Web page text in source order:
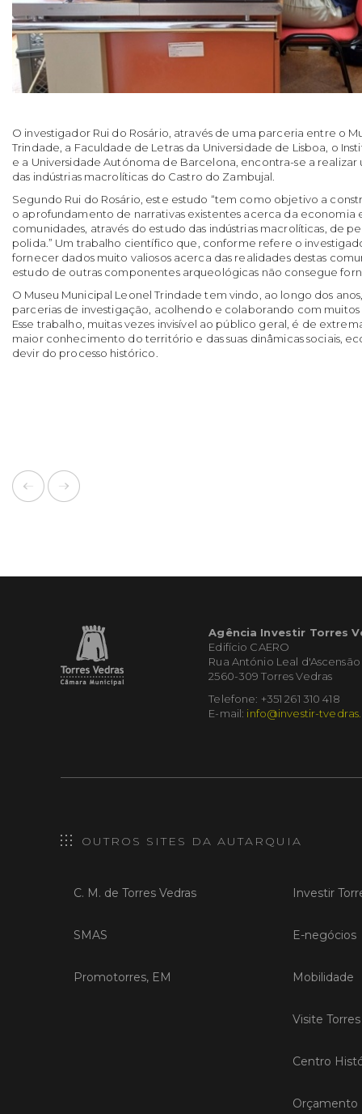
O investigador Rui do Rosário, através de uma parceria entre o
Trindade, a Faculdade de Letras da Universidade de Lisboa, o
e a Universidade Autónoma de Barcelona, encontra-se a
das indústrias macrolíticas do Castro do Zambujal.
Segundo Rui do Rosário, este estudo “tem como objetivo a
o aprofundamento de narrativas existentes acerca da economia
comunidades, através do estudo das indústrias macrolíticas, de
polida.” Um trabalho científico que, conforme refere o
fornecer dados muito valiosos acerca das realidades destas
estudo de outras componentes arqueológicas não consegue
O Museu Municipal Leonel Trindade tem vindo, ao longo dos
parcerias de investigação, acolhendo e colaborando com
Esse trabalho, muitas vezes invisível ao público geral, é de
maior conhecimento do território e das suas dinâmicas sociais,
devir do processo histórico.
Agência Investir Torres
Edifício CAERO
Rua António Leal d'Ascensão
2560-309 Torres Vedras
Telefone: +351 261 310 418
E-mail: info@investir-
OUTROS SITES DA AUTARQUIA
C. M. de Torres Vedras
SMAS
Promotorres, EM
Investir
E-negócios
Mobilidade
Visite
Centro
Orçamento